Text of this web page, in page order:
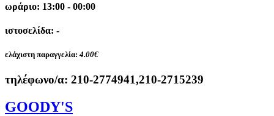
ωράριο: 13:00 - 00:00
ιστοσελίδα: -
ελάχιστη παραγγελία: 4.00€
τηλέφωνο/α: 210-2774941,210-2715239
GOODY'S